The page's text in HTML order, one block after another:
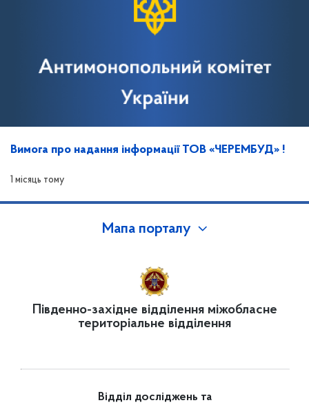
Вимога про надання інформації ТОВ «ЧЕРЕМБУД» !
1 місяць тому
Мапа порталу
Південно-західне відділення міжобласне
територіальне відділення
Відділ досліджень та